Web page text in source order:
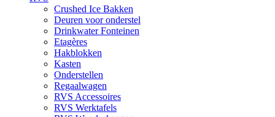
Crushed Ice Bakken
Deuren voor onderstel
Drinkwater Fonteinen
Etagères
Hakblokken
Kasten
Onderstellen
Regaalwagen
RVS Accessoires
RVS Werktafels